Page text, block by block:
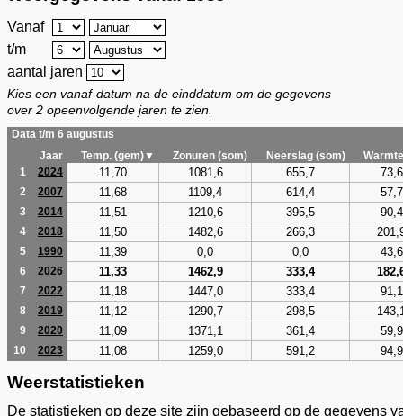
Vanaf
t/m
aantal jaren
Kies een vanaf-datum na de einddatum om de gegevens
over 2 opeenvolgende jaren te zien.
Data t/m 6 augustus
Jaar
Temp. (gem)▼ Zonuren (som) Neerslag (som)
1
2024 11,70 1081,6 655,7 73,6
2 2007 11,68 1109,4 614,4 57,7
3 2014 11,51 1210,6 395,5 90,4
4 2018 11,50 1482,6 266,3
5 1990 11,39 0,0 0,0 43,6
6 2026 11,33 1462,9 333,4
7 2022 11,18 1447,0 333,4 91,1
8 2019 11,12 1290,7 298,5
9 2020 11,09 1371,1 361,4 59,9
10 2023 11,08 1259,0 591,2 94,9
Weerstatistieken
De statistieken op deze site zijn gebaseerd op de gegevens